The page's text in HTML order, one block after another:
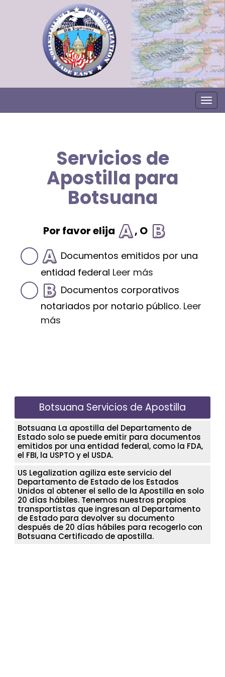
Servicios de
Apostilla para
Botsuana
Por favor elija , O
Documentos emitidos por una
entidad federal Leer más
Documentos corporativos
notariados por notario público. Leer
más
Botsuana Servicios de Apostilla
Botsuana La apostilla del Departamento de
Estado solo se puede emitir para documentos
emitidos por una entidad federal, como la FDA,
el FBI, la USPTO y el USDA.
US Legalization agiliza este servicio del
Departamento de Estado de los Estados
Unidos al obtener el sello de la Apostilla en solo
20 días hábiles. Tenemos nuestros propios
transportistas que ingresan al Departamento
de Estado para devolver su documento
después de 20 días hábiles para recogerlo con
Botsuana Certificado de apostilla.